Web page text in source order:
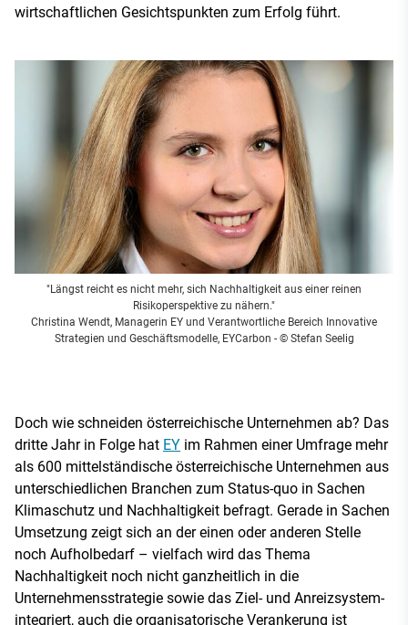
wirtschaftlichen Gesichtspunkten zum Erfolg führt.
"Längst reicht es nicht mehr, sich Nachhaltigkeit aus einer reinen
Risikoperspektive zu nähern."
Christina Wendt, Managerin EY und Verantwortliche Bereich Innovative
Strategien und Geschäftsmodelle, EYCarbon - © Stefan Seelig
Doch wie schneiden österreichische Unternehmen ab? Das
dritte Jahr in Folge hat EY im Rahmen einer Umfrage mehr
als 600 mittelständische österreichische Unternehmen aus
unterschiedlichen Branchen zum Status-quo in Sachen
Klimaschutz und Nachhaltigkeit befragt. Gerade in Sachen
Umsetzung zeigt sich an der einen oder anderen Stelle
noch Aufholbedarf – vielfach wird das Thema
Nachhaltigkeit noch nicht ganzheitlich in die
Unternehmensstrategie sowie das Ziel- und Anreizsystem-
integriert, auch die organisatorische Verankerung ist